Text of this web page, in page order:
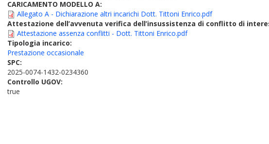
CARICAMENTO MODELLO A:
Allegato A - Dichiarazione altri incarichi Dott. Tittoni Enrico.pdf
Attestazione dell’avvenuta verifica dell’insussistenza di conflitto di
Attestazione assenza conflitti - Dott. Tittoni Enrico.pdf
Tipologia incarico:
Prestazione occasionale
SPC:
2025-0074-1432-0234360
Controllo UGOV:
true